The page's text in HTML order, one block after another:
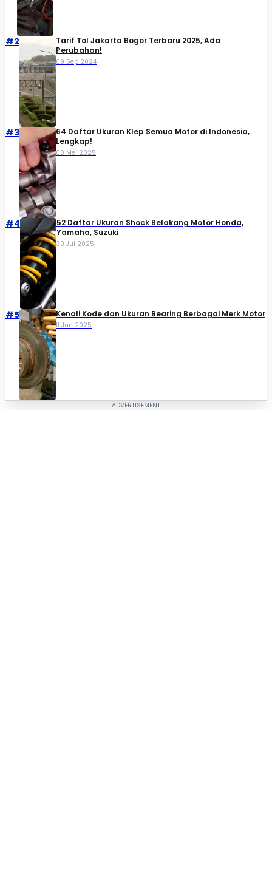
#2
Tarif Tol Jakarta Bogor Terbaru 2025, Ada
Perubahan!
09 Sep 2024
#3
64 Daftar Ukuran Klep Semua Motor di Indonesia,
Lengkap!
08 Mei 2025
#4
52 Daftar Ukuran Shock Belakang Motor Honda,
Yamaha, Suzuki​
30 Jul 2025
#5 Kenali Kode dan Ukuran Bearing Berbagai Merk Motor
11 Jun 2025